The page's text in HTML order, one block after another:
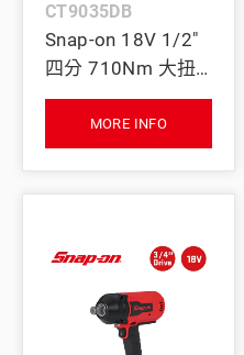
CT9035DB
Snap-on 18V 1/2"
四分 710Nm 大扭
力無刷衝擊扳手
(Tool Only) (紅)
MORE INFO